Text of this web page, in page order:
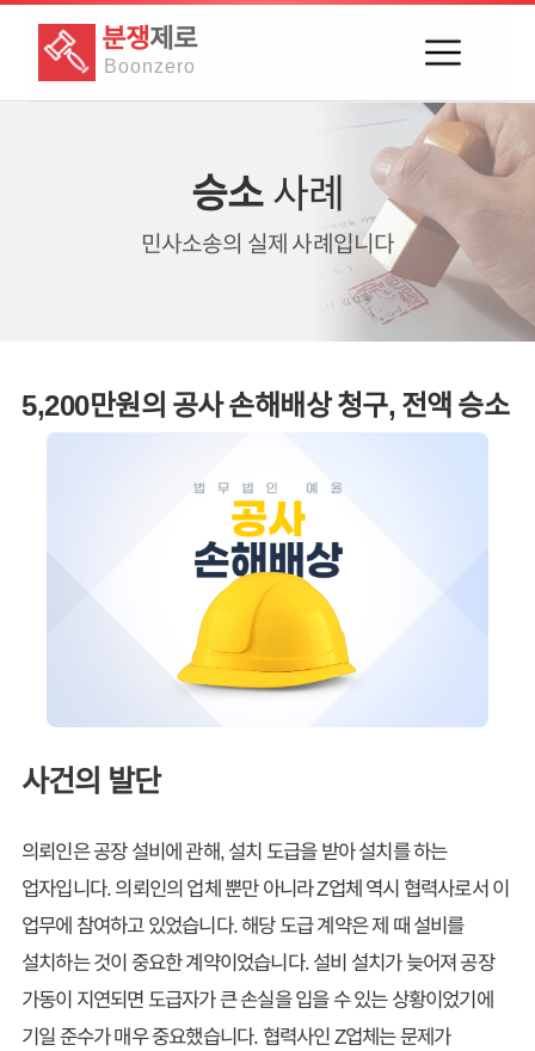
분쟁제로
Boonzero
승소사례
민사소송의 실제 사례입니다
5,200만원의 공사 손해배상 청구, 전액 승소
사건의 발단
의뢰인은 공장 설비에 관해, 설치 도급을 받아 설치를 하는
업자입니다. 의뢰인의 업체 뿐만 아니라 Z업체 역시 협력사로서 이
업무에 참여하고 있었습니다. 해당 도급 계약은 제 때 설비를
설치하는 것이 중요한 계약이었습니다. 설비 설치가 늦어져 공장
가동이 지연되면 도급자가 큰 손실을 입을 수 있는 상황이었기에
기일 준수가 매우 중요했습니다. 협력사인 Z업체는 문제가